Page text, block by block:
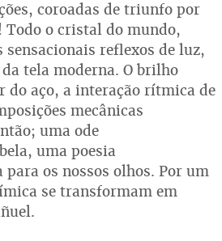
coroadas de triunfo por
Todo o cristal do mundo,
reflexos de luz,
tela moderna. O brilho
do aço, a interação rítmica de
mecânicas
uma ode
uma poesia
os nossos olhos. Por um
se transformam em